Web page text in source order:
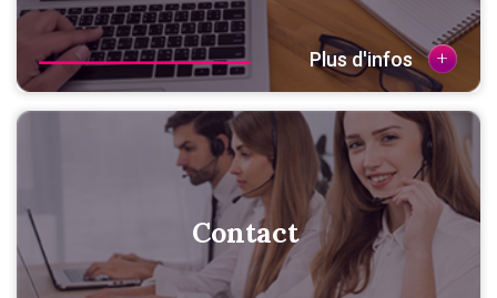
Plus d'infos +
Contact